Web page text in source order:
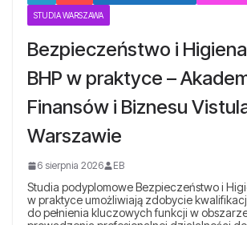
STUDIA WARSZAWA
Bezpieczeństwo i
BHP w praktyce –
Finansów i Biznesu
Warszawie
6 sierpnia 2026 EB
Studia podyplomowe Bezpieczeństwo i
w praktyce umożliwiają zdobycie
do pełnienia kluczowych funkcji w